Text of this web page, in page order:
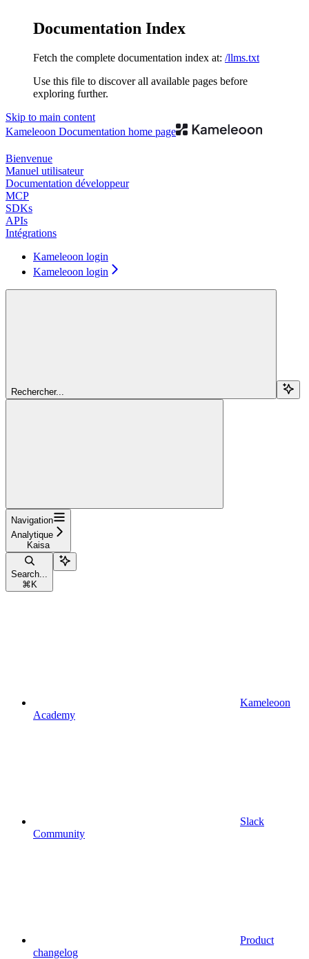
Documentation Index
Fetch the complete documentation index at: /llms.txt
Use this file to discover all available pages before
exploring further.
Skip to main content
Kameleoon Documentation home page
Bienvenue
Manuel utilisateur
Documentation développeur
MCP
SDKs
APIs
Intégrations
Kameleoon login
Kameleoon login
Rechercher...
Navigation
Analytique
Kaisa
Search...
⌘ K
Kameleoon
Academy
Slack
Community
Product
changelog